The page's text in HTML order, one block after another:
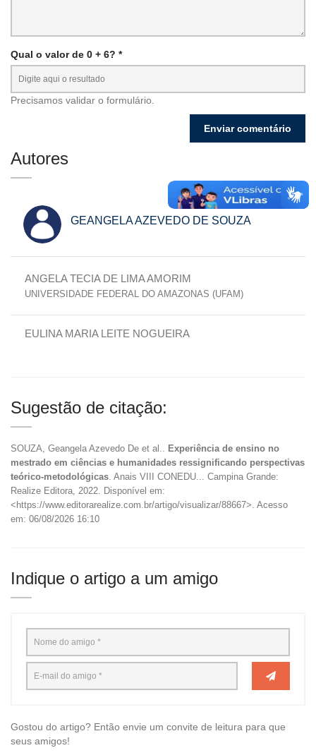
Qual o valor de 0 + 6? *
Precisamos validar o formulário.
Autores
GEANGELA AZEVEDO DE SOUZA
ANGELA TECIA DE LIMA AMORIM
UNIVERSIDADE FEDERAL DO AMAZONAS (UFAM)
EULINA MARIA LEITE NOGUEIRA
Sugestão de citação:
SOUZA, Geangela Azevedo De et al.. Experiência de ensino no
mestrado em ciências e humanidades ressignificando perspectivas
teórico-metodológicas . Anais VIII CONEDU... Campina Grande:
Realize Editora, 2022. Disponível em:
<https://www.editorarealize.com.br/artigo/visualizar/88667>. Acesso
em: 06/08/2026 16:10
Indique o artigo a um amigo
Gostou do artigo? Então envie um convite de leitura para que
seus amigos!